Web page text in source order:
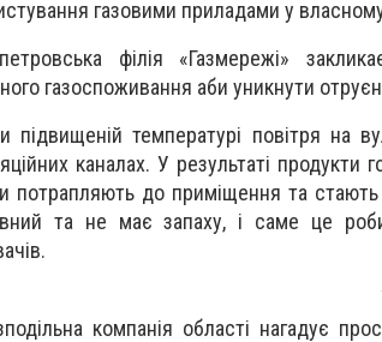
газовими приладами у
філія «Газмережі»
газоспоживання аби уникнути
підвищеній температурі повітря на
каналах. У результаті продукти
потрапляють до приміщення та
та не має запаху, і саме це
компанія області нагадує